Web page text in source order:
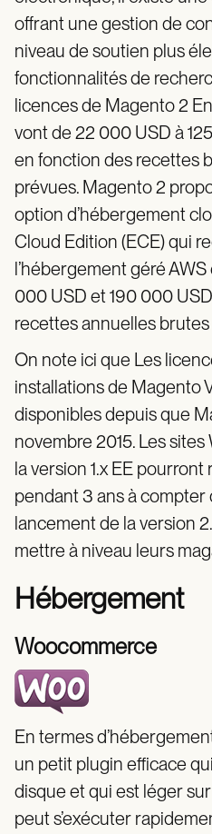
offrant une gestion de
niveau de soutien plus
fonctionnalités de
licences de Magento 2
vont de 22 000 USD à
en fonction des recettes
prévues. Magento 2
option d’hébergement
Cloud Edition (ECE) qui
l’hébergement géré
000 USD et 190 000
recettes annuelles
On note ici que Les
installations de Magento
disponibles depuis que
novembre 2015. Les
la version 1.x EE
pendant 3 ans à compter
lancement de la version
mettre à niveau leurs
Hébergement
Woocommerce
En termes
un petit plugin efficace
disque et qui est léger
peut s’exécuter